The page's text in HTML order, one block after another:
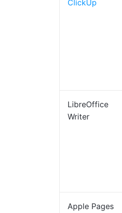
ClickUp
LibreOffice
Writer
Apple Pages